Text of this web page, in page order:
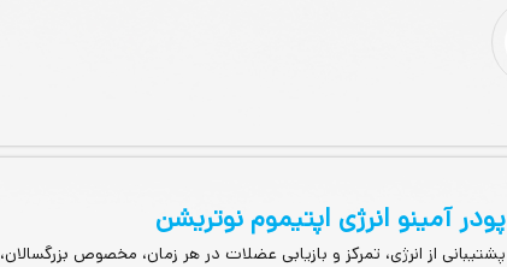
پودر آمینو انرژی اپتیموم نوتریشن
پشتیبانی از انرژی، تمرکز و بازیابی عضلات در هر زمان، مخصوص بزرگسالان، 585 گرم